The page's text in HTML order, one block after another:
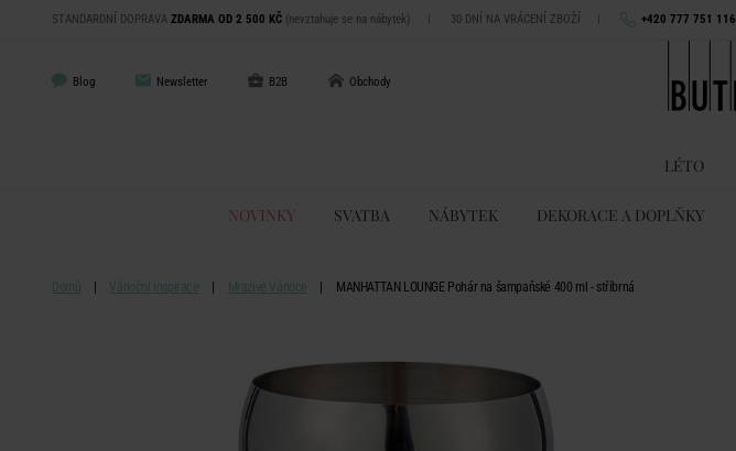
STANDARDNÍ DOPRAVA ZDARMA OD 2 500 KČ (nevztahuje se na nábytek) | 30 DNÍ NA VRÁCENÍ ZBOŽÍ | +420 777 751 116
Blog Newsletter B2B Obchody
LÉTO
NOVINKY SVATBA NÁBYTEK DEKORACE A DOPLŇKY
Domů Vánoční inspirace Mrazivé Vánoce MANHATTAN LOUNGE Pohár na šampaňské 400 ml - stříbrná